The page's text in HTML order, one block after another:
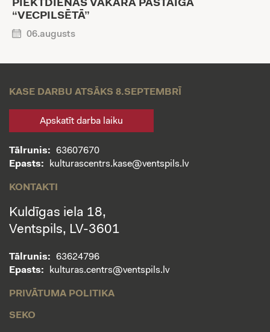
PIEKTDIENAS VAKARA PASTAIGA
“VECPILSĒTĀ”
06.augusts
KASE DARBU ATSĀKS 8.SEPTEMBRĪ
Apskatīt darba laiku
Tālrunis:
63607670
Epasts:
kulturascentrs.kase@ventspils.lv
KONTAKTI
Kuldīgas iela 18,
Ventspils, LV-3601
Tālrunis:
63624796
Epasts:
kulturas.centrs@ventspils.lv
PRIVĀTUMA POLITIKA
SEKO